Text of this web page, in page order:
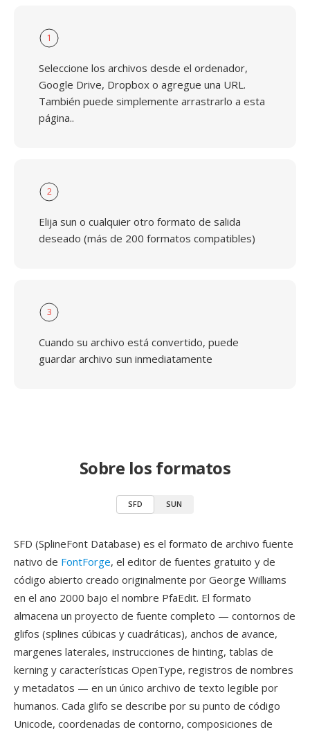
1
Seleccione los archivos desde el ordenador,
Google Drive, Dropbox o agregue una URL.
También puede simplemente arrastrarlo a esta
página..
2
Elija sun o cualquier otro formato de salida
deseado (más de 200 formatos compatibles)
3
Cuando su archivo está convertido, puede
guardar archivo sun inmediatamente
Sobre los formatos
SFD SUN
SFD (SplineFont Database) es el formato de archivo fuente
nativo de FontForge, el editor de fuentes gratuito y de
código abierto creado originalmente por George Williams
en el ano 2000 bajo el nombre PfaEdit. El formato
almacena un proyecto de fuente completo — contornos de
glifos (splines cúbicas y cuadráticas), anchos de avance,
margenes laterales, instrucciones de hinting, tablas de
kerning y características OpenType, registros de nombres
y metadatos — en un único archivo de texto legible por
humanos. Cada glifo se describe por su punto de código
Unicode, coordenadas de contorno, composiciones de